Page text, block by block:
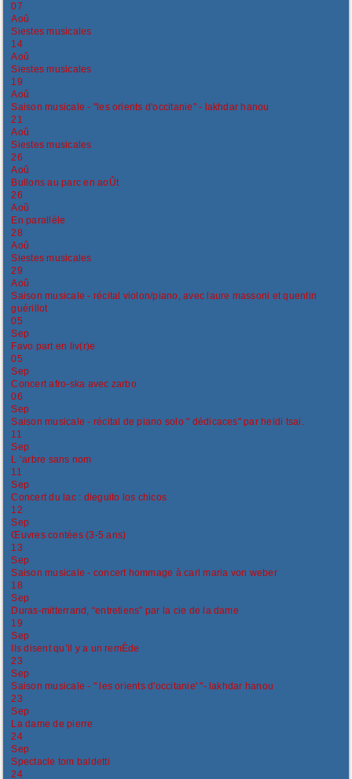
07
Aoû
Siestes musicales
14
Aoû
Siestes musicales
19
Aoû
Saison musicale - "les orients d'occitanie" - lakhdar hanou
21
Aoû
Siestes musicales
26
Aoû
Bullons au parc en aoÛt
26
Aoû
En parallèle
28
Aoû
Siestes musicales
29
Aoû
Saison musicale - récital violon/piano, avec laure massoni et quentin
guérillot
05
Sep
Favo part en liv(r)e
05
Sep
Concert afro-ska avec zarbo
06
Sep
Saison musicale - récital de piano solo " dédicaces" par heidi tsai.
11
Sep
L ‘arbre sans nom
11
Sep
Concert du lac : dieguito los chicos
12
Sep
Œuvres contées (3-5 ans)
13
Sep
Saison musicale - concert hommage à carl maria von weber
18
Sep
Duras-mitterrand, “entretiens” par la cie de la dame
19
Sep
Ils disent qu’il y a un remÈde
23
Sep
Saison musicale - " les orients d'occitanie' "- lakhdar hanou
23
Sep
La dame de pierre
24
Sep
Spectacle tom baldetti
24